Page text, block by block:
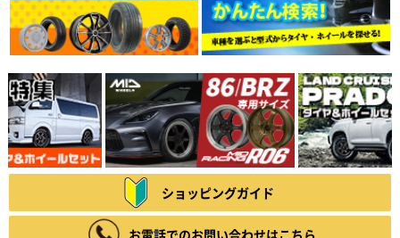
ショッピングガイド